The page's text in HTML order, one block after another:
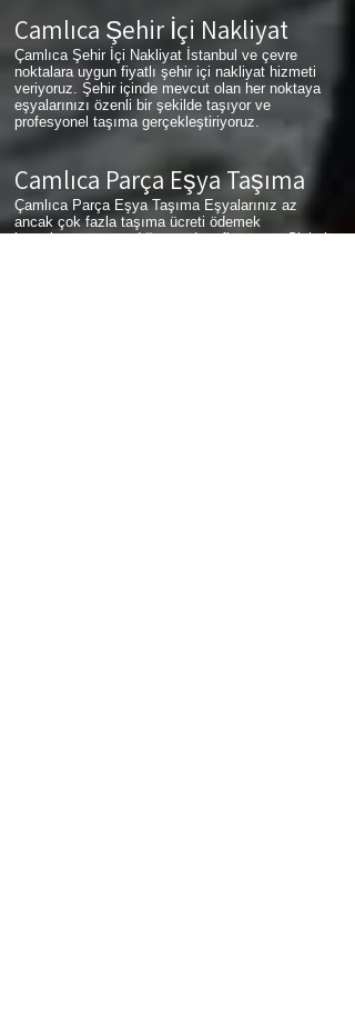
Çamlıca Şehir İçi Nakliyat
Çamlıca Şehir İçi Nakliyat İstanbul ve çevre
noktalara uygun fiyatlı şehir içi nakliyat hizmeti
veriyoruz. Şehir içinde mevcut olan her noktaya
eşyalarınızı özenli bir şekilde taşıyor ve
profesyonel taşıma gerçekleştiriyoruz.
Çamlıca Parça Eşya Taşıma
Çamlıca Parça Eşya Taşıma Eşyalarınız az
ancak çok fazla taşıma ücreti ödemek
istemiyorsanız aradığınız adres firmamız. Sizlerin